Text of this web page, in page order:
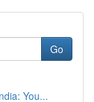
Go
You...